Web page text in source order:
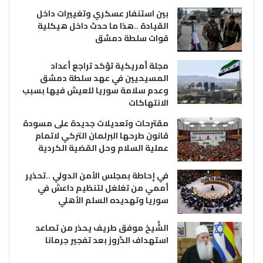
بين استنفار عسكري وتغييرات داخل
القيادة ..هذا ما حدث داخل هيكلية
قوات سلطة دمشق
مجلة أمريكية تؤكد تراجع أعداد
المسيحيين في عهد سلطة دمشق
وعدم سلامة سوريا للعيش فيها بسبب
الانتهاكات
مقترحات وتعديلات جديدة على مسودة
قانون طرحها البرلمان التركي لاتمام
عملية السلام وحل القضية الكردية
في إحاطة بمجلس الأمن الدولي ..تحذير
أممي من تغلغل لتنظيم داعش في
سوريا وتهديده السلم الأهلي
الشَّيخ موفق طريف يحذر من تصاعد
استهداف الدَّروز بعد تفجير جرمانا